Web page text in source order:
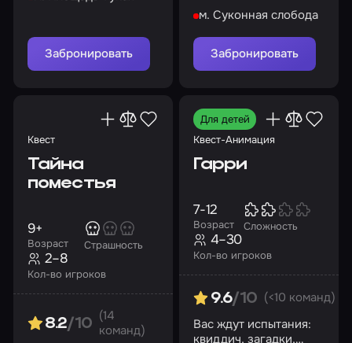
Забронировать
м. Суконная слобода
Забронировать
Квест
Тайна
поместья
Возраст
9+
Страшность
Кол-во игроков
2–8
8.2/10
(14
команд)
Для детей
Квест-Анимация
Гарри
Возраст
7-12
Сложность
Кол-во игроков
4–30
9.6/10 (<10 команд)
Вас ждут испытания:
квиддич, загадки,